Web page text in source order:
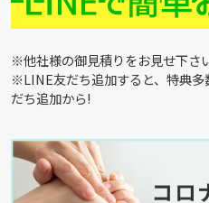
※他社様の御見積りをお見せ下さ
※LINE友だち追加すると、特典
だち追加から!